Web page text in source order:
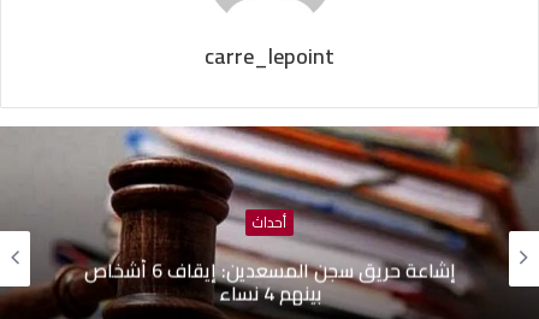
carre_lepoint
أحداث
إشاعة حريق سجن المسعدين: ‬إيقاف 6 أشخاص
بينهم 4 نساء